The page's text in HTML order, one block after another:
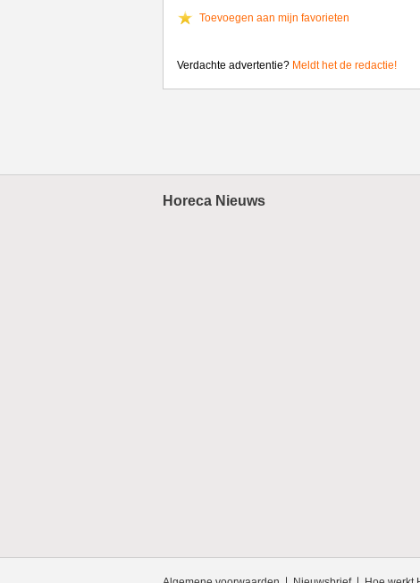
Toevoegen aan mijn favorieten
Verdachte advertentie? Meldt het de redactie!
Horeca Nieuws